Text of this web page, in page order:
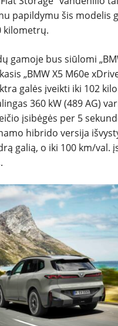
papildymu šis modelis
kilometrų.
gamoje bus siūlomi
„BMW X5 M60e
galės įveikti iki 102
360 kW (489 AG)
įsibėgės per 5
hibrido versija
galią, o iki 100 km/val.